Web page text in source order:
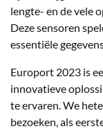
lengte- en de vele
Deze sensoren
essentiële
Europort 2023 is
innovatieve
te ervaren. We
bezoeken, als